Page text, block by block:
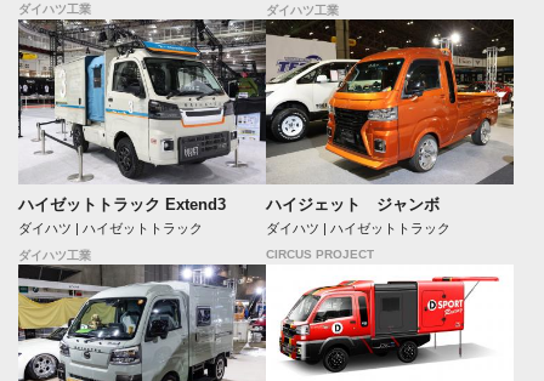
ダイハツ工業 ダイハツ工業
ハイゼットトラック Extend3
ダイハツ | ハイゼットトラック
ダイハツ工業
ハイジェット ジャンボ
ダイハツ | ハイゼットトラック
CIRCUS PROJECT